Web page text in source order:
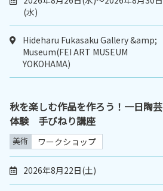
(水)
Hideharu Fukasaku Gallery &amp;
Museum(FEI ART MUSEUM
YOKOHAMA)
秋を楽しむ作品を作ろう！一日陶芸
体験 手びねり講座
美術 ワークショップ
2026年8月22日(土)